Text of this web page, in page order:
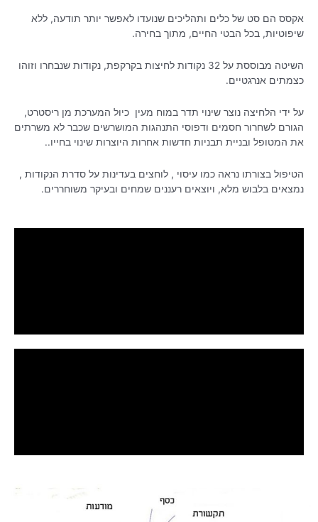
אקסס הם סט של כלים ותהליכים שנועדו לאפשר יותר תודעה, ללא
שיפוטיות, בכל הבטי החיים, מתוך בחירה.
השיטה מבוססת על 32 נקודות לחיצות בקרקפת, נקודות שנבחרו וזוהו
כצמתים אנרגטיים.
על ידי הלחיצה נוצר שינוי תדר במוח מעין כיול המערכת מן ריסטרט,
הגורם לשחרור חסמים ודפוסי התנהגות המושרשים שכבר לא משרתים
את המטופל ובניית תבניות חדשות אחרות היוצרות שינוי בחייו..
הטיפול בצורתו נראה כמו עיסוי , לוחצים בעדינות על סדרת הנקודות ,
נמצאים בלבוש מלא, ויוצאים רעננים שמחים ובעיקר משוחררים.